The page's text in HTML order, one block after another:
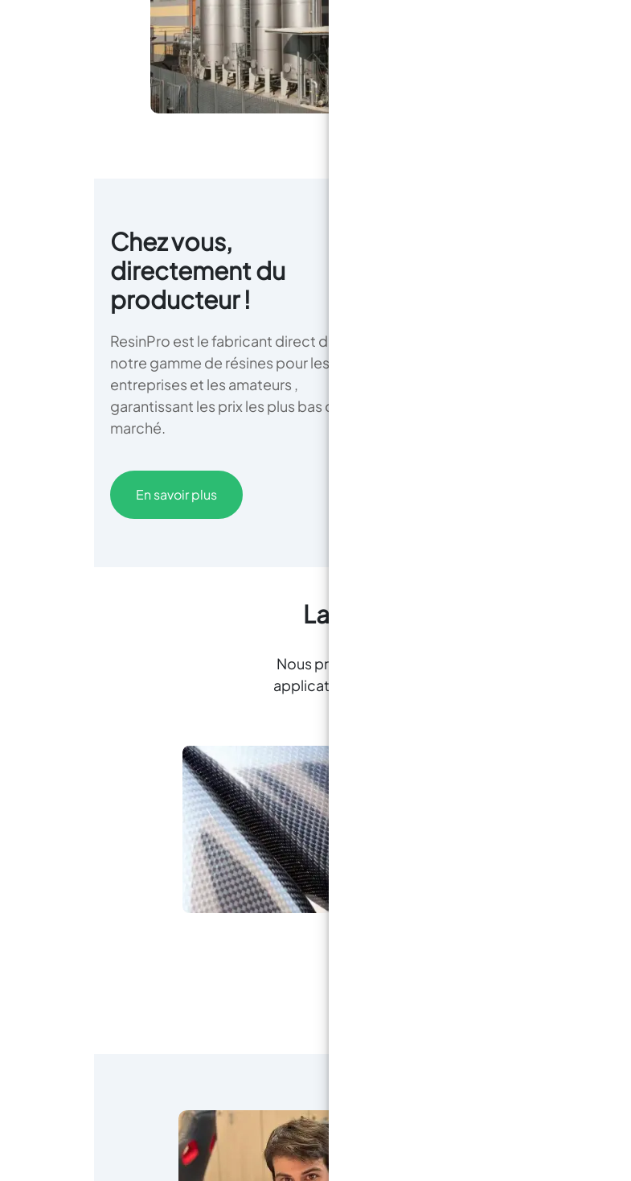
Chez vous,
directement du
producteur !
ResinPro est le fabricant direct de
notre gamme de résines pour les
entreprises et les amateurs ,
garantissant les prix les plus bas du
marché.
En savoir plus
La plus large gamme de
Nous proposons des résines pour tous les besoins,
applications nautiques et de construction , allant au-
Support
Nos techniciens